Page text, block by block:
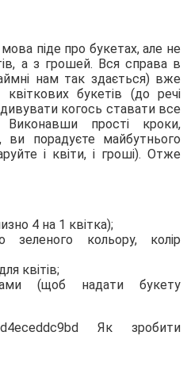
піде про букетах, але не
а з грошей. Вся справа в
нам так здається) вже
букетів (до речі
когось ставати все
Виконавши прості кроки,
ви порадуєте майбутнього
і квіти, і гроші). Отже
4 на 1 квітка);
зеленого кольору, колір
квітів;
(щоб надати букету